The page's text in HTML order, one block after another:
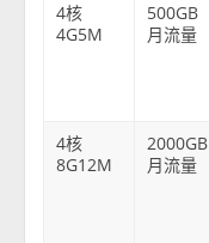
4核
4G5M
500GB
月流量
4核
8G12M
2000GB
月流量